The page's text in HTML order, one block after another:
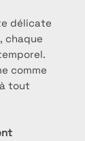
délicate
chaque
comme
tout